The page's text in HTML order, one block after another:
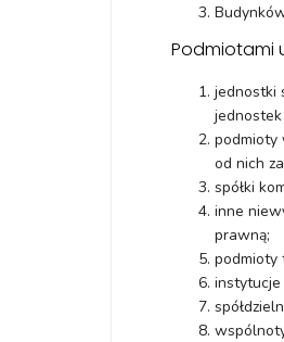
Podmiotami
jednostki
podmioty
od nich
spółki
inne
prawną;
podmioty